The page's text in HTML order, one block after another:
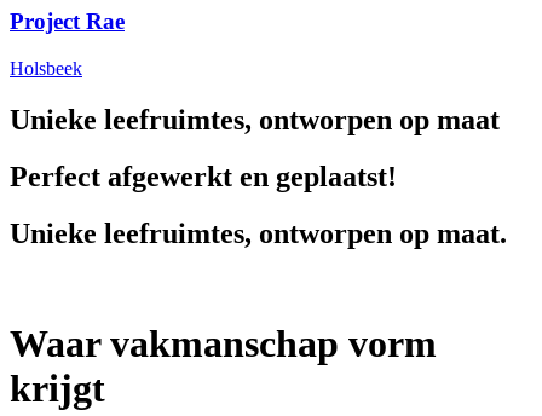
Project Rae
Holsbeek
Unieke leefruimtes, ontworpen op maat
Perfect afgewerkt en geplaatst!
Unieke leefruimtes, ontworpen op maat.
Waar vakmanschap vorm
krijgt